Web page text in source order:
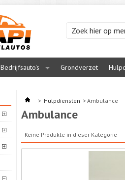
Bedrijfsauto's Grondverzet
> Hulpdiensten > Ambulance
Ambulance
Keine Produkte in dieser Kategorie